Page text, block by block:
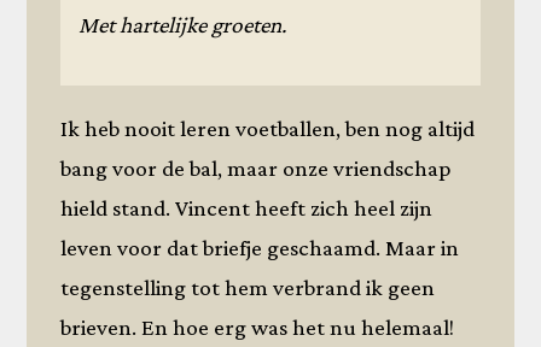
Met hartelijke groeten.
Ik heb nooit leren voetballen, ben nog altijd
bang voor de bal, maar onze vriendschap
hield stand. Vincent heeft zich heel zijn
leven voor dat briefje geschaamd. Maar in
tegenstelling tot hem verbrand ik geen
brieven. En hoe erg was het nu helemaal!